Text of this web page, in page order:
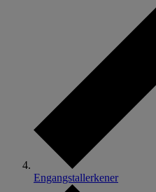
Engangstallerkener